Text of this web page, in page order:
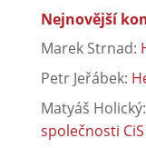
Nejnovější
Marek Strnad:
Petr Jeřábek:
Matyáš Holický:
společnosti CiS